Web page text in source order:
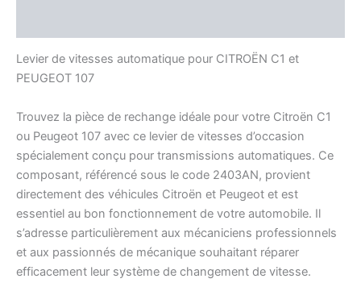
2403AN
Levier de vitesses automatique pour CITROËN C1 et
PEUGEOT 107
Trouvez la pièce de rechange idéale pour votre Citroën C1
ou Peugeot 107 avec ce levier de vitesses d’occasion
spécialement conçu pour transmissions automatiques. Ce
composant, référencé sous le code 2403AN, provient
directement des véhicules Citroën et Peugeot et est
essentiel au bon fonctionnement de votre automobile. Il
s’adresse particulièrement aux mécaniciens professionnels
et aux passionnés de mécanique souhaitant réparer
efficacement leur système de changement de vitesse.